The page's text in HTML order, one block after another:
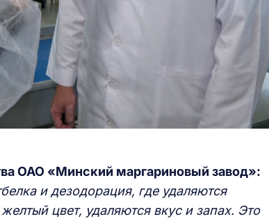
ОАО «Минский маргариновый завод»:
и дезодорация, где удаляются
цвет, удаляются вкус и запах. Это